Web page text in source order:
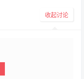
收起讨论